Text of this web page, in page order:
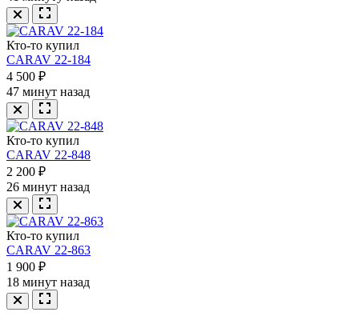
Кто-то купил
CARAV 22-184
4 500 ₽
47 минут назад
Кто-то купил
CARAV 22-848
2 200 ₽
26 минут назад
Кто-то купил
CARAV 22-863
1 900 ₽
18 минут назад